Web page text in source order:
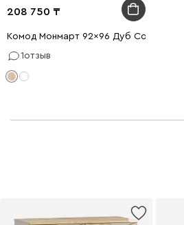
208 750
Комод Монмарт 92x96 Дуб Сонома
1отзыв